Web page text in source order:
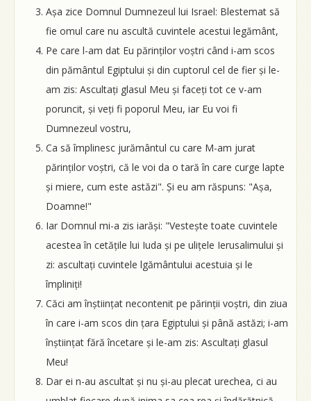
Așa zice Domnul Dumnezeul lui Israel: Blestemat să
fie omul care nu ascultă cuvintele acestui legământ,
Pe care l-am dat Eu părinților voștri când i-am scos
din pământul Egiptului și din cuptorul cel de fier și le-
am zis: Ascultați glasul Meu și faceți tot ce v-am
poruncit, și veți fi poporul Meu, iar Eu voi fi
Dumnezeul vostru,
Ca să împlinesc jurământul cu care M-am jurat
părinților voștri, că le voi da o tară în care curge lapte
și miere, cum este astăzi". Și eu am răspuns: "Așa,
Doamne!"
Iar Domnul mi-a zis iarăși: "Vestește toate cuvintele
acestea în cetățile lui Iuda și pe ulițele Ierusalimului și
zi: ascultați cuvintele lgământului acestuia și le
împliniți!
Căci am înștiințat necontenit pe părinții voștri, din ziua
în care i-am scos din țara Egiptului și până astăzi; i-am
înștiințat fără încetare și le-am zis: Ascultați glasul
Meu!
Dar ei n-au ascultat și nu și-au plecat urechea, ci au